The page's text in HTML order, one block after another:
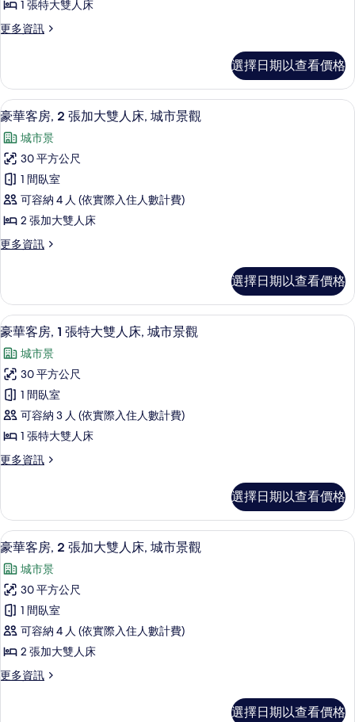
有
相
詳
情
1
張
大
雙
人
床,
城
市
景
觀
的
相
片
1 張特大雙人床
更多資訊
更
客
房,
1
特
大
雙
人
床,
城
市
景
情
選擇日期以查看價格
顯
示
豪
華
客
房,
2
張
大
雙
人
床,
城
市
景
觀
的
相
片
羽絨被、舒適加層、客房內保險箱、書
4
豪華客房, 2 張加大雙人床, 城市景觀
城市景
30 平方公尺
1 間臥室
可容納 4 人 (依實際入住人數計費)
2 張加大雙人床
更多資訊
更
客
房,
2
加
大
雙
人
床,
城
市
景
情
選擇日期以查看價格
顯
示
豪
華
客
房,
1
張
大
雙
人
床,
城
市
景
觀
的
羽絨被、舒適加層、客房內保險箱、書
5
豪華客房, 1 張特大雙人床, 城市景觀
城市景
30 平方公尺
1 間臥室
可容納 3 人 (依實際入住人數計費)
1 張特大雙人床
更多資訊
更
客
房,
1
特
大
雙
人
床,
城
市
景
選擇日期以查看價格
顯
示
豪
華
客
房,
2
張
羽絨被、舒適加層、客房內保險箱、書
5
豪華客房, 2 張加大雙人床, 城市景觀
城市景
30 平方公尺
1 間臥室
可容納 4 人 (依實際入住人數計費)
2 張加大雙人床
更多資訊
更
選擇日期以查看價格